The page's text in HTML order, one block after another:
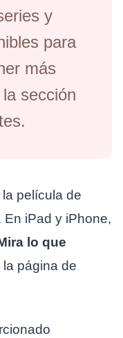
y
para
más
sección
película de
En iPad y iPhone,
lo que
la página de